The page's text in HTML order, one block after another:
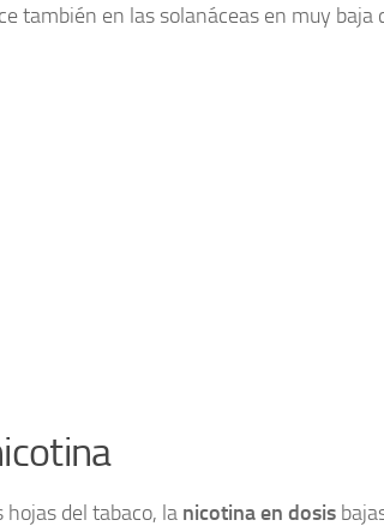
también en las solanáceas en muy baja
hojas del tabaco, la nicotina en dosis